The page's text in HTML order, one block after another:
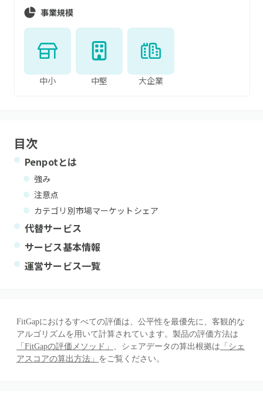
事業規模
中小 中堅 大企業
目次
Penpotとは
強み
注意点
カテゴリ別市場マーケットシェア
代替サービス
サービス基本情報
運営サービス一覧
FitGapにおけるすべての評価は、公平性を最優先に、客観的な
アルゴリズムを用いて計算されています。製品の評価方法は
「FitGapの評価メソッド」 、シェアデータの算出根拠は 「シェ
アスコアの算出方法」 をご覧ください。